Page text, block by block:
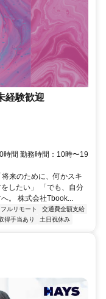
経験歓迎
時間 勤務時間：10時〜19
来のために、何かスキ
したい」 「でも、自分
。 株式会社Tbook...
フルリモート
交通費全額支給
得手当あり 土日祝休み